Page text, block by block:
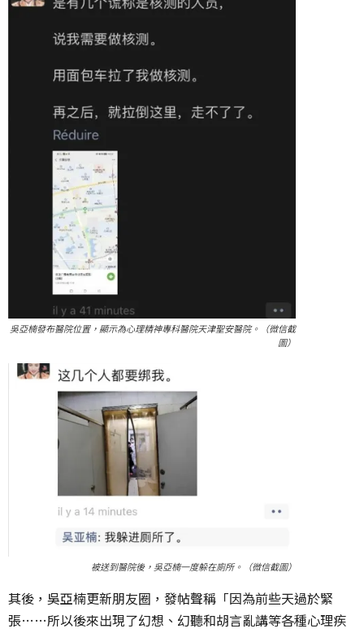
吳亞楠發布醫院位置，顯示為心理精神專科醫院天津聖安醫院。（微信截
圖）
被送到醫院後，吳亞楠一度躲在廁所。（微信截圖）
其後，吳亞楠更新朋友圈，發帖聲稱「因為前些天過於緊
張……所以後來出現了幻想、幻聽和胡言亂講等各種心理疾